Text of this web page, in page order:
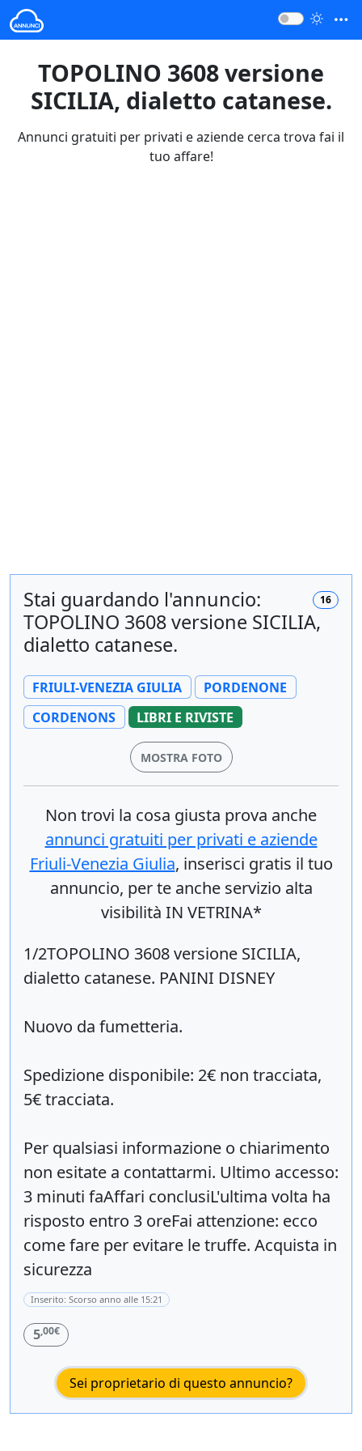
TOPOLINO 3608 versione
SICILIA, dialetto catanese.
Annunci gratuiti per privati e aziende cerca trova fai il
tuo affare!
16
Stai guardando l'annuncio:
TOPOLINO 3608 versione SICILIA,
dialetto catanese.
FRIULI-VENEZIA GIULIA
PORDENONE
CORDENONS
LIBRI E RIVISTE
MOSTRA FOTO
Non trovi la cosa giusta prova anche
annunci gratuiti per privati e aziende
Friuli-Venezia Giulia, inserisci gratis il tuo
annuncio, per te anche servizio alta
visibilità IN VETRINA*
1/2TOPOLINO 3608 versione SICILIA,
dialetto catanese. PANINI DISNEY
Nuovo da fumetteria.
Spedizione disponibile: 2€ non tracciata,
5€ tracciata.
Per qualsiasi informazione o chiarimento
non esitate a contattarmi. Ultimo accesso:
3 minuti faAffari conclusiL'ultima volta ha
risposto entro 3 oreFai attenzione: ecco
come fare per evitare le truffe. Acquista in
sicurezza
Inserito: Scorso anno alle 15:21
5,00€
Sei proprietario di questo annuncio?